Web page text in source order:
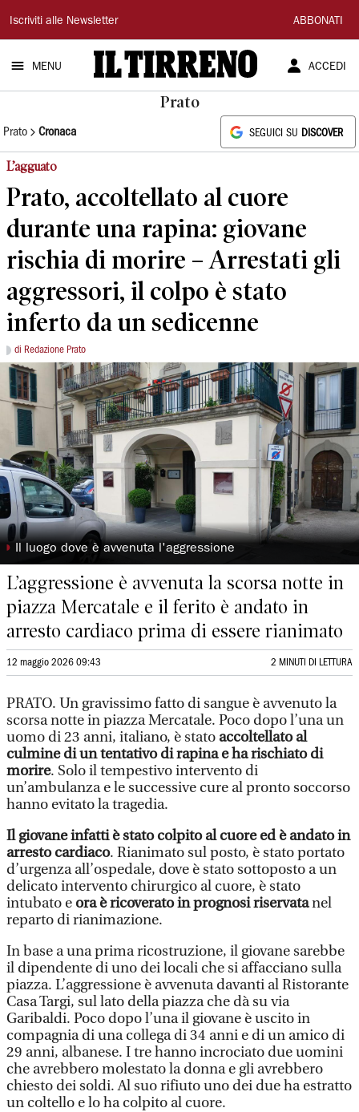
Il
Tirreno
Iscriviti alle Newsletter ABBONATI
MENU ACCEDI
Prato
Prato Cronaca SEGUICI SU DISCOVER
L’agguato
Prato, accoltellato al cuore
durante una rapina: giovane
rischia di morire – Arrestati gli
aggressori, il colpo è stato
inferto da un sedicenne
di Redazione Prato
◗ Il luogo dove è avvenuta l'aggressione
L’aggressione è avvenuta la scorsa notte in
piazza Mercatale e il ferito è andato in
arresto cardiaco prima di essere rianimato
12 maggio 2026 09:43 2 MINUTI DI LETTURA
PRATO. Un gravissimo fatto di sangue è avvenuto la
scorsa notte in piazza Mercatale. Poco dopo l’una un
uomo di 23 anni, italiano, è stato accoltellato al
culmine di un tentativo di rapina e ha rischiato di
morire. Solo il tempestivo intervento di
un’ambulanza e le successive cure al pronto soccorso
hanno evitato la tragedia.
Il giovane infatti è stato colpito al cuore ed è andato in
arresto cardiaco. Rianimato sul posto, è stato portato
d’urgenza all’ospedale, dove è stato sottoposto a un
delicato intervento chirurgico al cuore, è stato
intubato e ora è ricoverato in prognosi riservatanel
reparto di rianimazione.
In base a una prima ricostruzione, il giovane sarebbe
il dipendente di uno dei locali che si affacciano sulla
piazza. L’aggressione è avvenuta davanti al Ristorante
Casa Targi, sul lato della piazza che dà su via
Garibaldi. Poco dopo l’una il giovane è uscito in
compagnia di una collega di 34 anni e di un amico di
29 anni, albanese. I tre hanno incrociato due uomini
che avrebbero molestato la donna e gli avrebbero
chiesto dei soldi. Al suo rifiuto uno dei due ha estratto
un coltello e lo ha colpito al cuore.